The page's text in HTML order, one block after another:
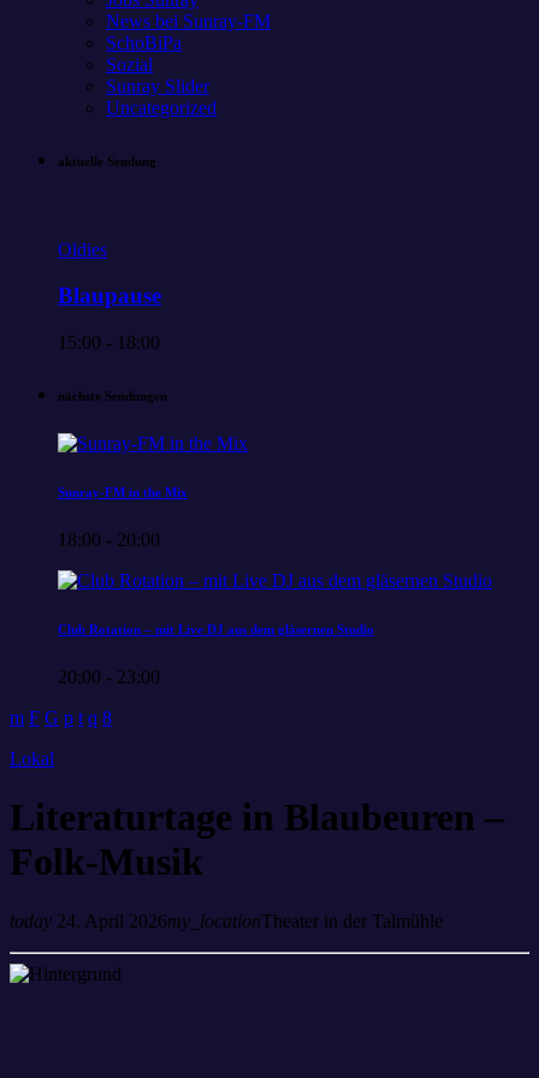
News bei Sunray-FM
SchoBiPa
Sozial
Sunray Slider
Uncategorized
aktuelle Sendung
Oldies
Blaupause
15:00 - 18:00
nächste Sendungen
Sunray-FM in the Mix
18:00 - 20:00
Club Rotation – mit Live DJ aus dem gläsernen Studio
20:00 - 23:00
Lokal
Literaturtage in Blaubeuren –
Folk-Musik
today 24. April 2026my_locationTheater in der Talmühle